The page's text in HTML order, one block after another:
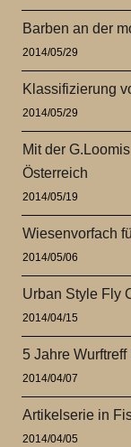
Barben an der
2014/05/29
Klassifizierung
2014/05/29
Mit der
Österreich
2014/05/19
Wiesenvorfach
2014/05/06
Urban Style Fly
2014/04/15
5 Jahre Wurftreff
2014/04/07
Artikelserie in
2014/04/05